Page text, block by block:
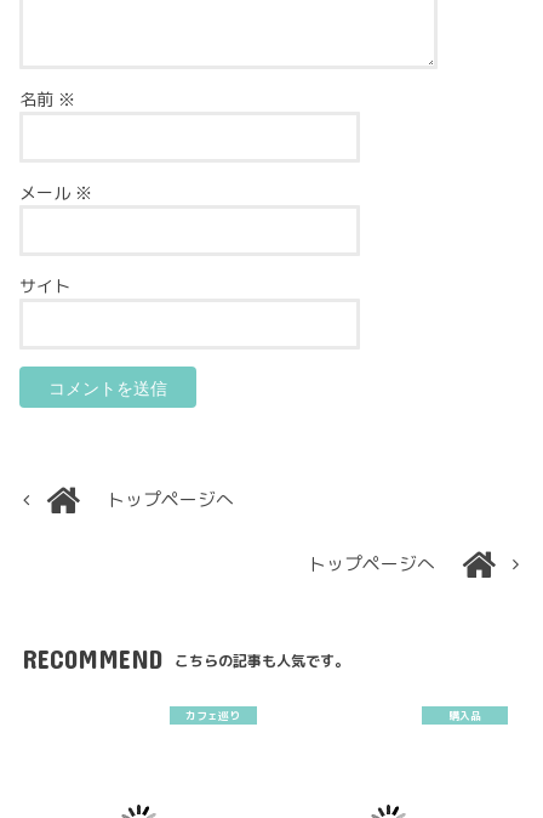
名前 ※
メール ※
サイト
トップページへ
トップページへ
RECOMMEND こちらの記事も人気です。
カフェ巡り 購入品